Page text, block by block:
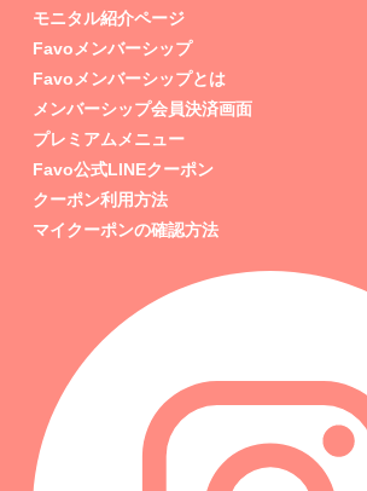
モニタル紹介ページ
Favoメンバーシップ
Favoメンバーシップとは
メンバーシップ会員決済画面
プレミアムメニュー
Favo公式LINEクーポン
クーポン利用方法
マイクーポンの確認方法